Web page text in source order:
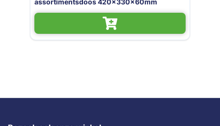
mm
assortimentsdoos